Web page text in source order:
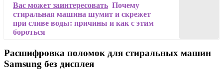
Вас может заинтересовать Почему
стиральная машина шумит и скрежет
при сливе воды: причины и как с этим
бороться
Расшифровка поломок для стиральных машин
Samsung без дисплея